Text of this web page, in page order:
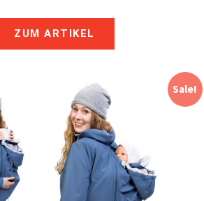
ZUM ARTIKEL
Sale!